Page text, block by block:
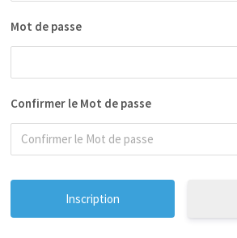
Mot de passe
Confirmer le Mot de passe